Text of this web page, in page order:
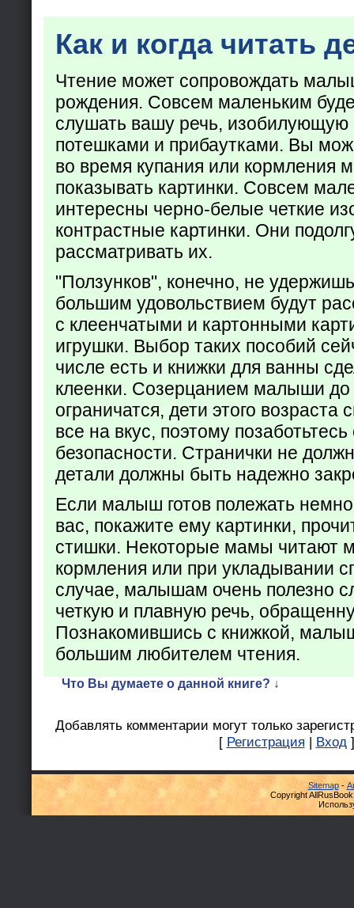
Как и когда читать
Чтение может сопровождать
рождения. Совсем маленьким
слушать вашу речь,
потешками и прибаутками. Вы
во время купания или кормления
показывать картинки. Совсем
интересны черно-белые четкие
контрастные картинки. Они
рассматривать их.
"Ползунков", конечно, не
большим удовольствием будут
с клеенчатыми и картонными
игрушки. Выбор таких пособий
числе есть и книжки для ванны
клеенки. Созерцанием малыши до
ограничатся, дети этого возраста
все на вкус, поэтому позаботьтесь
безопасности. Странички не
детали должны быть надежно
Если малыш готов полежать
вас, покажите ему картинки,
стишки. Некоторые мамы читают
кормления или при укладывании
случае, малышам очень полезно
четкую и плавную речь,
Познакомившись с книжкой,
большим любителем чтения.
Что Вы думаете о данной книге? ↓
Добавлять комментарии могут только
[ Регистрация | Вход ]
Sitemap-
Copyright